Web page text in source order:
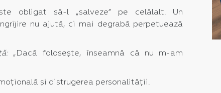
obligat să-l „salveze” pe celălalt. Un
nu ajută, ci mai degrabă perpetuează
„Dacă folosește, înseamnă că nu m-am
și distrugerea personalității.